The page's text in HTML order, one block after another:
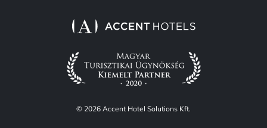
© 2026 Accent Hotel Solutions Kft.